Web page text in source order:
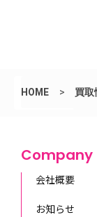
HOME > 買取
Company
会社概要
お知らせ